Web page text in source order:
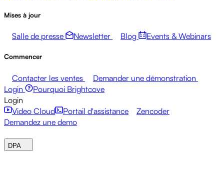
Mises à jour
Salle de presse Newsletter Blog Events & Webinars
Commencer
Contacter les ventes
Demander une démonstration
Login
Pourquoi Brightcove
Login
Video Cloud
Portail d'assistance
Zencoder
Demandez une demo
DPA